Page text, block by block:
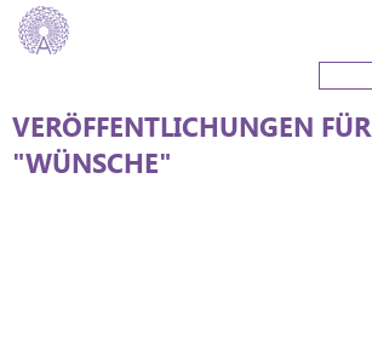
VERÖFFENTLICHUNGEN FÜR
"WÜNSCHE"